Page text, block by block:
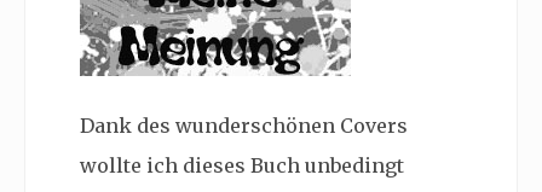
Dank des wunderschönen Covers
wollte ich dieses Buch unbedingt